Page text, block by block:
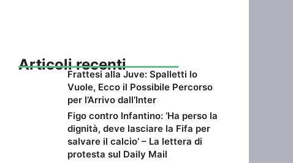
Articoli recenti
Frattesi alla Juve: Spalletti lo
Vuole, Ecco il Possibile Percorso
per l’Arrivo dall’Inter
Figo contro Infantino: ‘Ha perso la
dignità, deve lasciare la Fifa per
salvare il calcio’ – La lettera di
protesta sul Daily Mail